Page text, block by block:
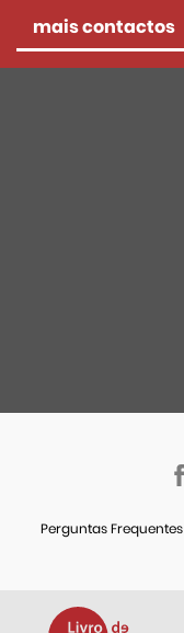
mais contactos
Perguntas Frequentes